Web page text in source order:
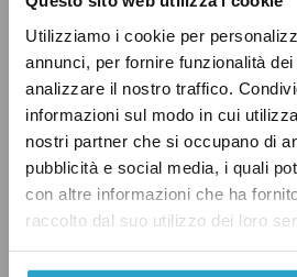
Utilizziamo i cookie per
annunci, per fornire funzionalità
analizzare il nostro traffico.
informazioni sul modo in cui
nostri partner che si occupano di
pubblicità e social media, i quali
con altre informazioni che ha
raccolto dal suo utilizzo dei loro
Pisa. È poi stato ricercatore
l’Associazione per lo
Mezzogiorno, di cuiè
vicedirettore.
In passatoha tenuto anche
scuola di politiche di Enrico